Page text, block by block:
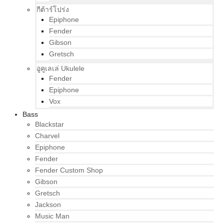
กีต้าร์โปร่ง
Epiphone
Fender
Gibson
Gretsch
อูคูเลเล่ Ukulele
Fender
Epiphone
Vox
Bass
Blackstar
Charvel
Epiphone
Fender
Fender Custom Shop
Gibson
Gretsch
Jackson
Music Man